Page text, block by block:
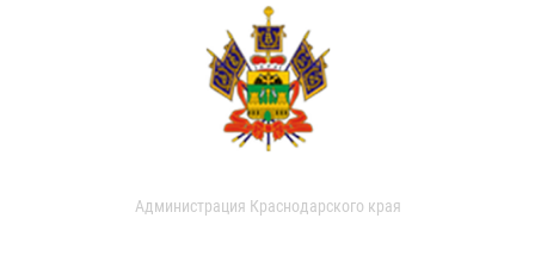
Администрация Краснодарского края